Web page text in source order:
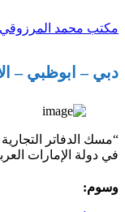
مكتب محمد المرزوقي
دبي – ابوظبي –
“مسك الدفاتر
في دولة الإمارات
وسوم: